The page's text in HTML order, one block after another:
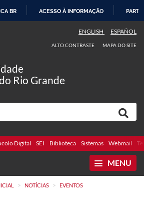
BR ACESSO À INFORMAÇÃO
ENGLISH ESPAÑOL
ALTO CONTRASTE MAPA DO SITE
Rio Grande
Digital SEI Biblioteca Sistemas Webmail
MENU
> NOTÍCIAS > EVENTOS